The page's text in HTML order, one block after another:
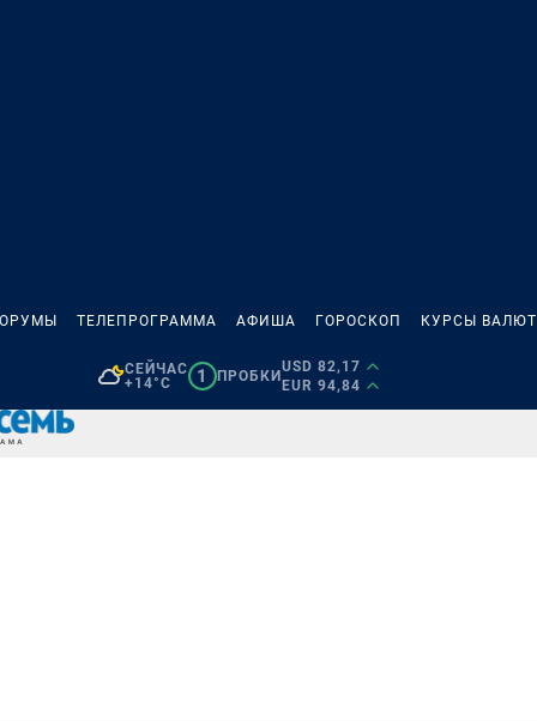
ТЕЛЕПРОГРАММА АФИША ГОРОСКОП КУРСЫ ВАЛЮТ
СЕЙЧАС
+14°C
1 ПРОБКИ
USD 82,17
EUR 94,84